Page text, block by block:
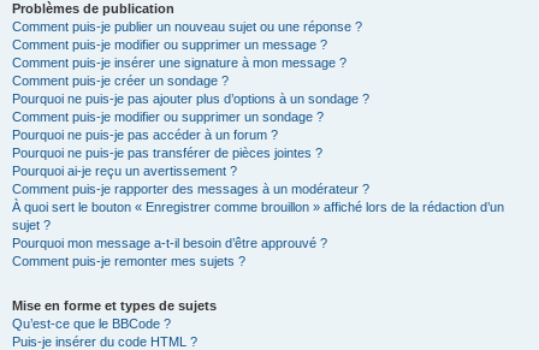
Problèmes de publication
Comment puis-je publier un nouveau sujet ou une réponse ?
Comment puis-je modifier ou supprimer un message ?
Comment puis-je insérer une signature à mon message ?
Comment puis-je créer un sondage ?
Pourquoi ne puis-je pas ajouter plus d’options à un sondage ?
Comment puis-je modifier ou supprimer un sondage ?
Pourquoi ne puis-je pas accéder à un forum ?
Pourquoi ne puis-je pas transférer de pièces jointes ?
Pourquoi ai-je reçu un avertissement ?
Comment puis-je rapporter des messages à un modérateur ?
À quoi sert le bouton « Enregistrer comme brouillon » affiché lors de la rédaction d’un
sujet ?
Pourquoi mon message a-t-il besoin d’être approuvé ?
Comment puis-je remonter mes sujets ?
Mise en forme et types de sujets
Qu’est-ce que le BBCode ?
Puis-je insérer du code HTML ?